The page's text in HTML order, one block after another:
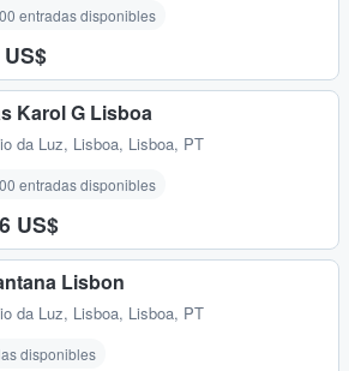
entradas disponibles
Karol G Lisboa
da Luz, Lisboa, Lisboa, PT
entradas disponibles
US$
Lisbon
da Luz, Lisboa, Lisboa, PT
disponibles